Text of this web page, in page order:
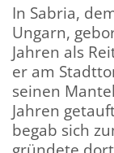
In Sabria,
Ungarn,
Jahren als
er am
seinen
Jahren
begab sich